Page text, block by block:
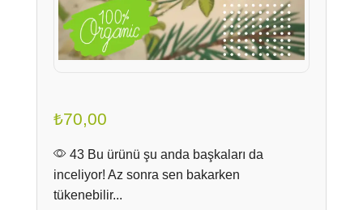
₺70,00
43 Bu ürünü şu anda başkaları da
inceliyor! Az sonra sen bakarken
tükenebilir...